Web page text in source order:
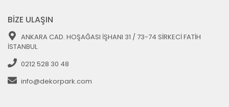
BİZE ULAŞIN
ANKARA CAD. HOŞAĞASI İŞHANI 31 / 73-74 SİRKECİ FATİH
İSTANBUL
0212 528 30 48
info@dekorpark.com